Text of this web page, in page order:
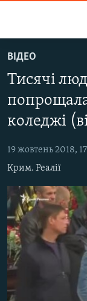
до
основного
матеріалу
Перейти
до
навігації
Перейти
до
пошуку
НОВИНИ
ВОДА.КРИМ
ВІДЕО ТА ФОТО
ПОЛІТИКА
БЛОГИ
ПОГЛЯД
ІНТЕРВ'Ю
ВСЕ ЗА ДЕНЬ
СПЕЦПРОЕКТИ
ВІДЕОУРОКИ
ЯК ОБІЙТИ
Русский
ВІДЕО
Тисячі
коледжі
19 жовтень 2018,
Крим. Реалії
No